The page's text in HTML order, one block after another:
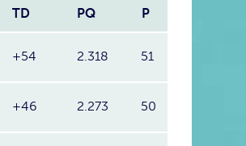
TD PQ P
+54 2.318 51
+46 2.273 50